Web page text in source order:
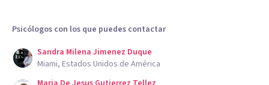
Psicólogos con los que puedes contactar
Sandra Milena Jimenez Duque
Miami, Estados Unidos de América